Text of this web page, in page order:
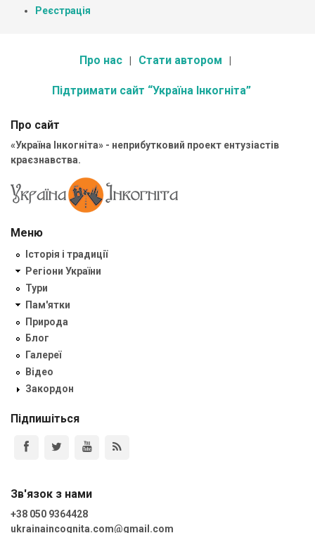
Реєстрація
Про нас Стати автором
Підтримати сайт “Україна Інкогніта”
Про сайт
«Україна Інкогніта» - неприбутковий проект ентузіастів
краєзнавства.
Меню
Історія і традиції
Регіони України
Тури
Пам'ятки
Природа
Блог
Галереї
Відео
Закордон
Підпишіться
Зв'язок з нами
+38 050 9364428
ukrainaincognita.com@gmail.com